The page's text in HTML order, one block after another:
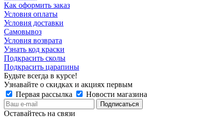
Как оформить заказ
Условия оплаты
Условия доставки
Самовывоз
Условия возврата
Узнать код краски
Подкрасить сколы
Подкрасить царапины
Будьте всегда в курсе!
Узнавайте о скидках и акциях первым
Первая рассылка
Новости магазина
Оставайтесь на связи